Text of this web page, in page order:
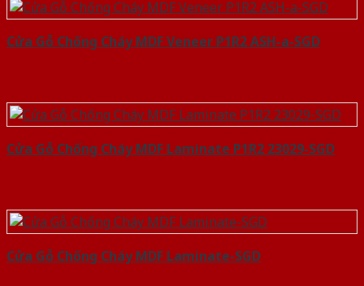
Cửa Gỗ Chống Cháy MDF Veneer P1R2 ASH-a-SGD
Cửa Gỗ Chống Cháy MDF Laminate P1R2 23029-SGD
Cửa Gỗ Chống Cháy MDF Laminate-SGD